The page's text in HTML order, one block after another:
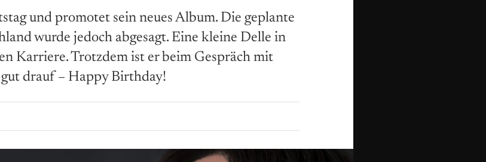
und promotet sein neues Album. Die geplante
wurde jedoch abgesagt. Eine kleine Delle in
Karriere. Trotzdem ist er beim Gespräch mit
drauf – Happy Birthday!